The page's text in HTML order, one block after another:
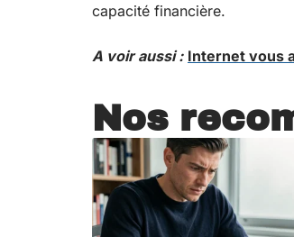
capacité financière.
A voir aussi : Internet vous
Nos